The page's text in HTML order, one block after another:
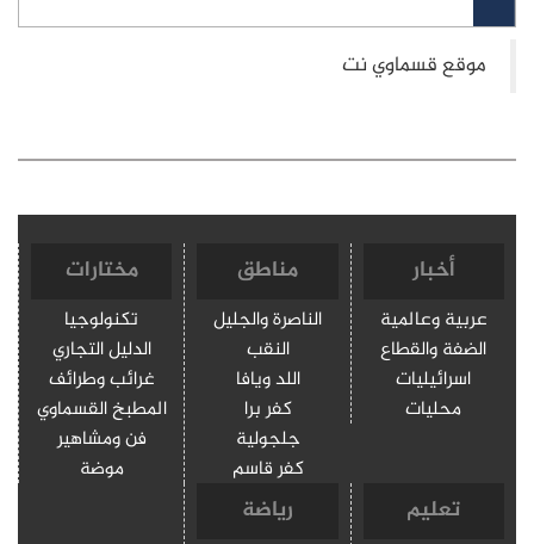
أخبار
عربية وعالمية
الضفة والقطاع
اسرائيليات
محليات
مناطق
الناصرة والجليل
النقب
اللد ويافا
كفر برا
جلجولية
كفر قاسم
مختارات
تكنولوجيا
الدليل التجاري
غرائب وطرائف
المطبخ القسماوي
فن ومشاهير
موضة
تعليم رياضة